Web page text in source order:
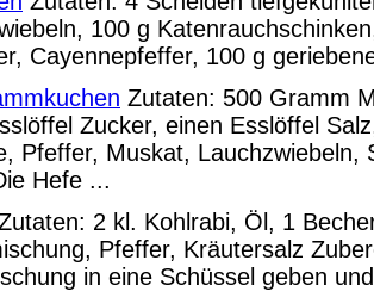
100 g
Cayennepfeffer, 100 g
Zutaten: 500 Gramm
Zucker, einen Esslöffel
Pfeffer, Muskat, Lauchzwiebeln,
Hefe ...
2 kl. Kohlrabi, Öl, 1
Pfeffer, Kräutersalz
in eine Schüssel geben